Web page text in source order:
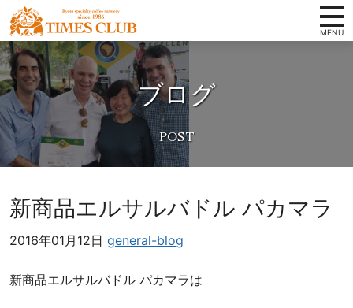
コンテンツへ
ナビゲーションへ
ホームへ
ホーム
タイムズクラブの想い
スペシャルティコーヒーとは
取扱い商品
会社概要
卸案内
写真ギャラリー
京
都
ス
ペ
シ
ャ
テ
ィ
コ
ヒ
ー
ブログ
新商品エルサルバドル パカマラ
2016年01月12日 general-blog
新商品エルサルバドル パカマラは